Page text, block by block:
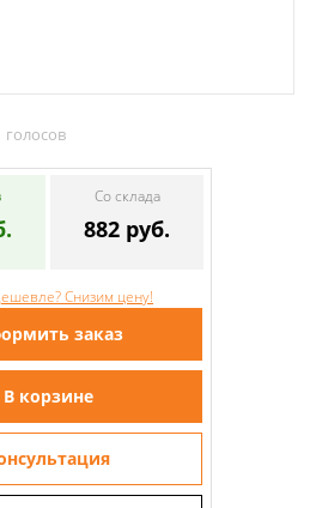
голосов
Со склада
882 руб.
Снизим цену!
заказ
В корзине